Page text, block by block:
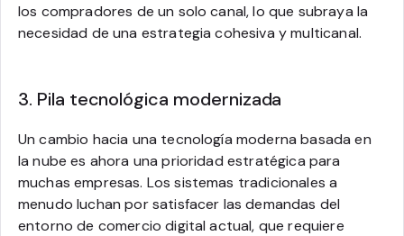
los compradores de un solo canal, lo que subraya la
necesidad de una estrategia cohesiva y multicanal.
3. Pila tecnológica modernizada
Un cambio hacia una tecnología moderna basada en
la nube es ahora una prioridad estratégica para
muchas empresas. Los sistemas tradicionales a
menudo luchan por satisfacer las demandas del
entorno de comercio digital actual, que requiere